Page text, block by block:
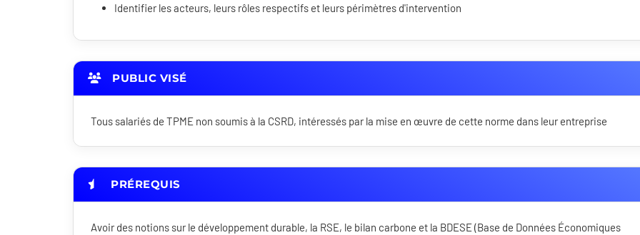
Identifier les acteurs, leurs rôles respectifs et leurs périmètres d'intervention
PUBLIC VISÉ
Tous salariés de TPME non soumis à la CSRD, intéressés par la mise en œuvre de cette norme dans leur entreprise
PRÉREQUIS
Avoir des notions sur le développement durable, la RSE, le bilan carbone et la BDESE (Base de Données Économiques